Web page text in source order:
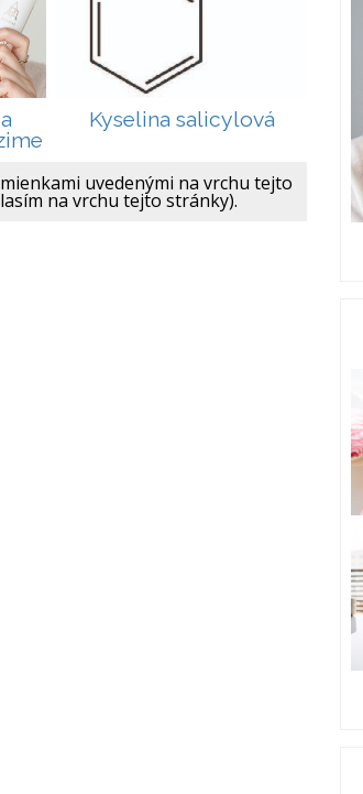
Kyselina salicylová
uvedenými na vrchu tejto
na vrchu tejto stránky).